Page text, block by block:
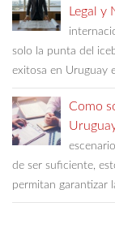
Legal y
solo la punta del
exitosa en Uruguay
Como
de ser suficiente,
permitan garantizar